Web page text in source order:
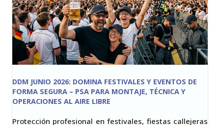
DDM JUNIO 2026: DOMINA FESTIVALES Y EVENTOS DE
FORMA SEGURA – PSA PARA MONTAJE, TÉCNICA Y
OPERACIONES AL AIRE LIBRE
Protección profesional en festivales, fiestas callejeras